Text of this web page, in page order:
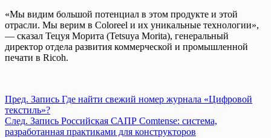
«Мы видим большой потенциал в этом продукте и этой
отрасли. Мы верим в Coloreel и их уникальные технологии»,
— сказал Тецуя Морита (Tetsuya Morita), генеральный
директор отдела развития коммерческой и промышленной
печати в Ricoh.
Пред. Запись Где найти свежий номер журнала «Цифровой
текстиль»?
След. Запись Российская САПР Comtense: система,
разработанная практиками для конструкторов